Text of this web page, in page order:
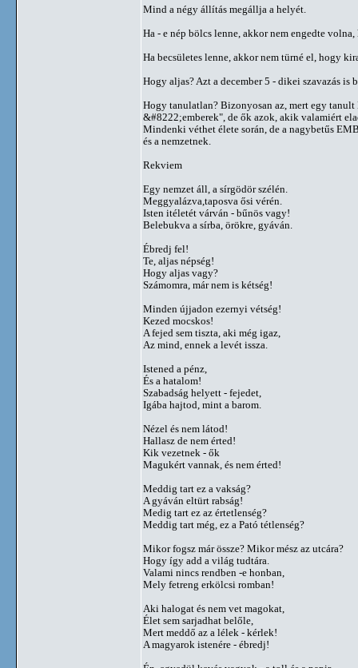
Mind a négy állítás megállja a helyét.
Ha - e nép bölcs lenne, akkor nem engedte
Ha becsületes lenne, akkor nem türné el, hogy
Hogy aljas? Azt a december 5 - dikei szavazás
Hogy tanulatlan? Bizonyosan az, mert egy
&#8222;emberek", de ők azok, akik valamiért
Mindenki véthet élete során, de a nagybetűs
és a nemzetnek.
Rekviem
Egy nemzet áll, a sírgödör szélén.
Meggyalázva,taposva ősi vérén.
Isten itéletét várván - bűnös vagy!
Belebukva a sírba, örökre, gyáván.
Ébredj fel!
Te, aljas népség!
Hogy aljas vagy?
Számomra, már nem is kétség!
Minden újjadon ezernyi vétség!
Kezed mocskos!
A fejed sem tiszta, aki még igaz,
Az mind, ennek a levét issza.
Istened a pénz,
És a hatalom!
Szabadság helyett - fejedet,
Igába hajtod, mint a barom.
Nézel és nem látod!
Hallasz de nem érted!
Kik vezetnek - ők
Magukért vannak, és nem érted!
Meddig tart ez a vakság?
A gyáván eltürt rabság!
Medig tart ez az értetlenség?
Meddig tart még, ez a Pató tétlenség?
Mikor fogsz már össze? Mikor mész az utcára?
Hogy így add a világ tudtára.
Valami nincs rendben -e honban,
Mely fetreng erkölcsi romban!
Aki halogat és nem vet magokat,
Élet sem sarjadhat belőle,
Mert meddő az a lélek - kérlek!
A magyarok istenére - ébredj!